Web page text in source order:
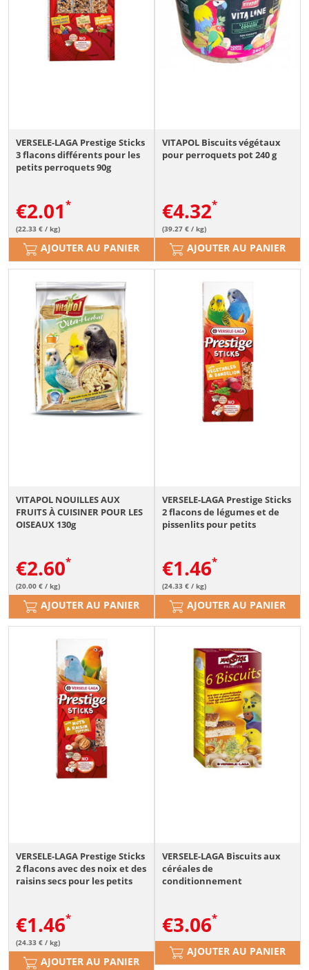
VERSELE-LAGA Prestige Sticks
3 flacons différents pour les
petits perroquets 90g
€2.01
(22.33 € / kg)
AJOUTER AU PANIER
VITAPOL Biscuits végétaux
pour perroquets pot 240 g
€4.32
(39.27 € / kg)
AJOUTER AU PANIER
VITAPOL NOUILLES AUX
FRUITS À CUISINER POUR LES
OISEAUX 130g
€2.60
(20.00 € / kg)
AJOUTER AU PANIER
VERSELE-LAGA Prestige Sticks
2 flacons de légumes et de
pissenlits pour petits
€1.46
(24.33 € / kg)
AJOUTER AU PANIER
VERSELE-LAGA Prestige Sticks
2 flacons avec des noix et des
raisins secs pour les petits
€1.46
(24.33 € / kg)
AJOUTER AU PANIER
VERSELE-LAGA Biscuits aux
céréales de
conditionnement
€3.06
AJOUTER AU PANIER